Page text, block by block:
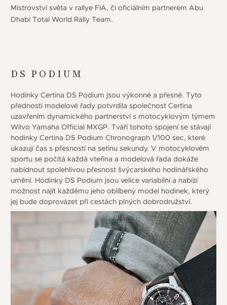
Mistrovství světa v rallye FIA, či oficiálním partnerem Abu
Dhabi Total World Rally Team.
DS PODIUM
Hodinky Certina DS Podium jsou výkonné a přesné. Tyto
přednosti modelové řady potvrdila společnost Certina
uzavřením dynamického partnerství s motocyklovým týmem
Wilvo Yamaha Official MXGP. Tváří tohoto spojení se stávají
hodinky Certina DS Podium Chronograph 1/100 sec, které
ukazují čas s přesností na setinu sekundy. V motocyklovém
sportu se počítá každá vteřina a modelová řada dokáže
nabídnout spolehlivou přesnost švýcarského hodinářského
umění. Hodinky DS Podium jsou velice variabilní a nabízí
možnost najít každému jeho oblíbený model hodinek, který
jej bude doprovázet při cestách plných dobrodružství.